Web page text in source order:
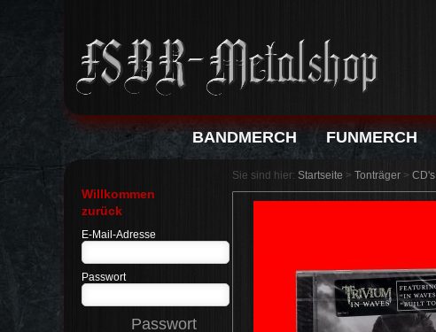
BANDMERCH FUNMERCH
Willkommen
zurück
E-Mail-Adresse
Passwort
Passwort
Sie sind hier: Startseite > Tonträger > CD's